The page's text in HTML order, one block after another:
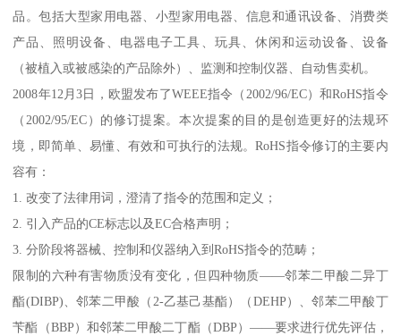
品。包括大型家用电器、小型家用电器、信息和通讯设备、消费类
产品、照明设备、电器电子工具、玩具、休闲和运动设备、设备
（被植入或被感染的产品除外）、监测和控制仪器、自动售卖机。
2008年12月3日，欧盟发布了WEEE指令（2002/96/EC）和RoHS指令
（2002/95/EC）的修订提案。本次提案的目的是创造更好的法规环
境，即简单、易懂、有效和可执行的法规。RoHS指令修订的主要内
容有：
1. 改变了法律用词，澄清了指令的范围和定义；
2. 引入产品的CE标志以及EC合格声明；
3. 分阶段将器械、控制和仪器纳入到RoHS指令的范畴；
限制的六种有害物质没有变化，但四种物质——邻苯二甲酸二异丁
酯(DIBP)、邻苯二甲酸（2-乙基己基酯）（DEHP）、邻苯二甲酸丁
苄酯（BBP）和邻苯二甲酸二丁酯（DBP）——要求进行优先评估，